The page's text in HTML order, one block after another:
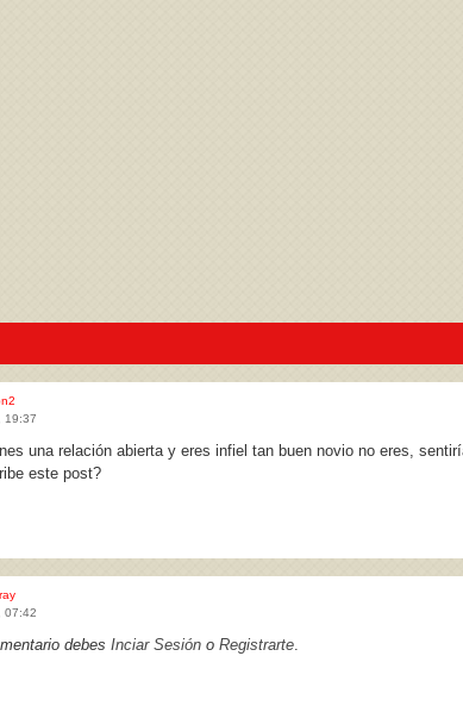
19:37
una relación abierta y eres infiel tan buen novio no eres,
este post?
07:42
debes Inciar Sesión o Registrarte.